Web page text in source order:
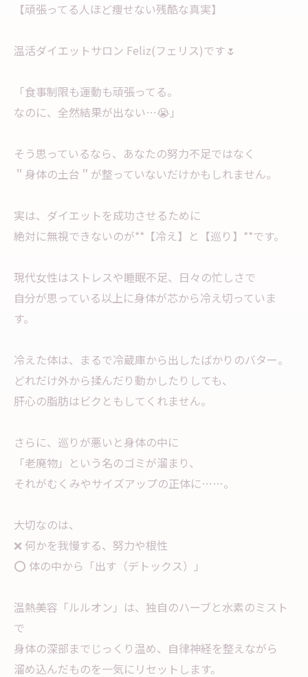
【頑張ってる人ほど痩せない残酷な真実】
温活ダイエットサロン Feliz(フェリス)です🌷
「食事制限も運動も頑張ってる。
なのに、全然結果が出ない…😭」
そう思っているなら、あなたの努力不足ではなく
＂身体の土台＂が整っていないだけかもしれません。
実は、ダイエットを成功させるために
絶対に無視できないのが**【冷え】と【巡り】**です。
現代女性はストレスや睡眠不足、日々の忙しさで
自分が思っている以上に身体が芯から冷え切っていま
す。
冷えた体は、まるで冷蔵庫から出したばかりのバター。
どれだけ外から揉んだり動かしたりしても、
肝心の脂肪はビクともしてくれません。
さらに、巡りが悪いと身体の中に
「老廃物」という名のゴミが溜まり、
それがむくみやサイズアップの正体に……。
大切なのは、
❌ 何かを我慢する、努力や根性
⭕️ 体の中から「出す（デトックス）」
温熱美容「ルルオン」は、独自のハーブと水素のミスト
で
身体の深部までじっくり温め、自律神経を整えながら
溜め込んだものを一気にリセットします。